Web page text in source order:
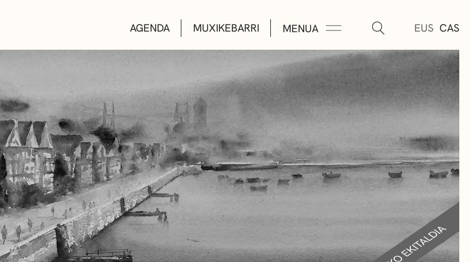
AGENDA MUXIKEBARRI MENUA EUS CAS
KULTUR ETXEAK
LIBURUTEGIAK
MUSIKA ESKOLA